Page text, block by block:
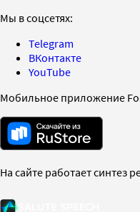
Мы в соцсетях:
Telegram
ВКонтакте
YouTube
Мобильное приложение
На сайте работает синтез